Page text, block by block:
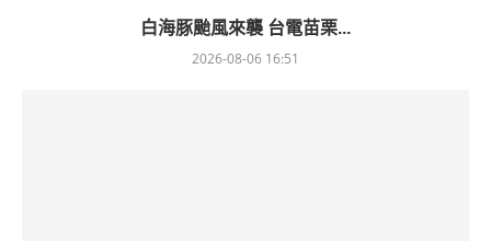
白海豚颱風來襲 台電苗栗...
2026-08-06 16:51